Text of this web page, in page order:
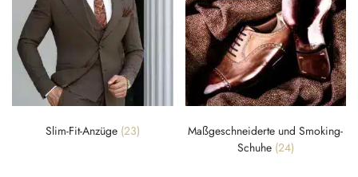
Slim-Fit-Anzüge (23)
Maßgeschneiderte und Smoking-
Schuhe (24)